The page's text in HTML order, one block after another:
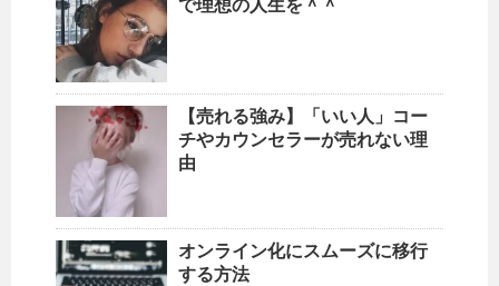
で理想の人生を＾＾
【売れる強み】「いい人」コー
チやカウンセラーが売れない理
由
オンライン化にスムーズに移行
する方法